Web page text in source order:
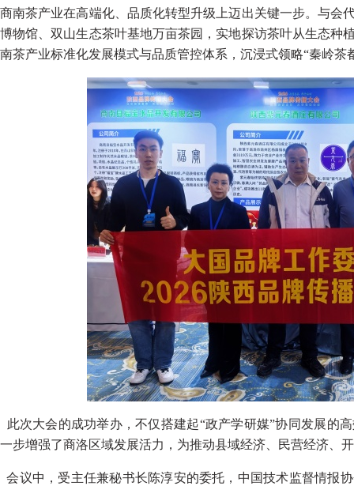
商南茶产业在高端化、品质化转型升级上迈出关键一步。与会
博物馆、双山生态茶叶基地万亩茶园，实地探访茶叶从生态种
南茶产业标准化发展模式与品质管控体系，沉浸式领略“秦岭茶
此次大会的成功举办，不仅搭建起“政产学研媒”协同发展的
一步增强了商洛区域发展活力，为推动县域经济、民营经济、
会议中，受主任兼秘书长陈淳安的委托，中国技术监督情报